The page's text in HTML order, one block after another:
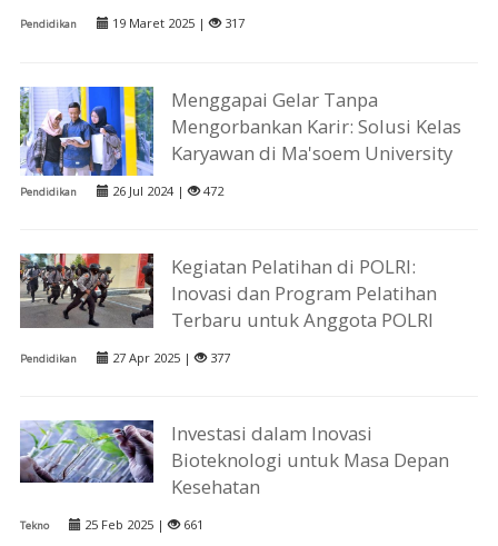
Pendidikan 19 Maret 2025 | 317
Menggapai Gelar Tanpa
Mengorbankan Karir: Solusi Kelas
Karyawan di Ma'soem University
Pendidikan 26 Jul 2024 | 472
Kegiatan Pelatihan di POLRI:
Inovasi dan Program Pelatihan
Terbaru untuk Anggota POLRI
Pendidikan 27 Apr 2025 | 377
Investasi dalam Inovasi
Bioteknologi untuk Masa Depan
Kesehatan
Tekno 25 Feb 2025 | 661